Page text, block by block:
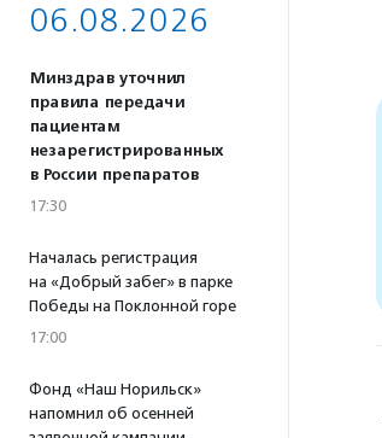
06.08.2026
Минздрав уточнил
правила передачи
пациентам
незарегистрированных
в России препаратов
17:30
Началась регистрация
на «Добрый забег» в парке
Победы на Поклонной горе
17:00
Фонд «Наш Норильск»
напомнил об осенней